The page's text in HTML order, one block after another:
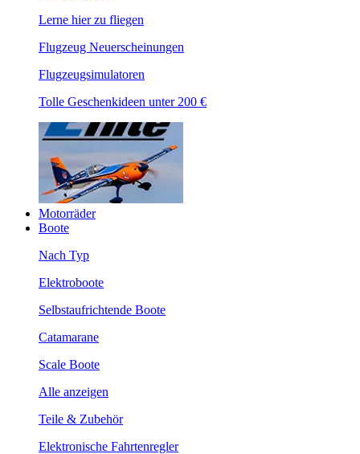
Lerne hier zu fliegen
Flugzeug Neuerscheinungen
Flugzeugsimulatoren
Tolle Geschenkideen unter 200 €
Motorräder
Boote
Nach Typ
Elektroboote
Selbstaufrichtende Boote
Catamarane
Scale Boote
Alle anzeigen
Teile & Zubehör
Elektronische Fahrtenregler